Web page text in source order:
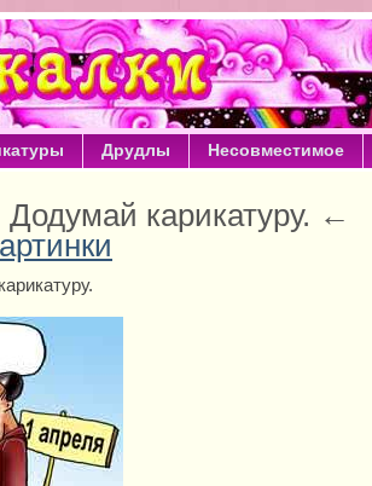
Друдлы Несовместимое
карикатуру. ←